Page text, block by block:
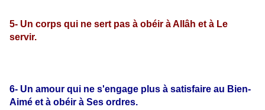
5- Un corps qui ne sert pas à obéir à Allâh et à Le
servir.
6- Un amour qui ne s'engage plus à satisfaire au Bien-
Aimé et à obéir à Ses ordres.